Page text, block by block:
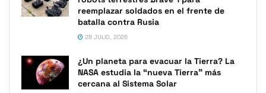
reemplazar soldados en el frente de
batalla contra Rusia
28 JULIO, 2026
¿Un planeta para evacuar la Tierra? La
NASA estudia la “nueva Tierra” más
cercana al Sistema Solar